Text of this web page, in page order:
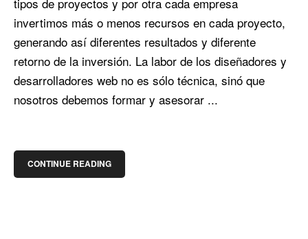
invertimos más o menos recursos en cada proyecto,
generando así diferentes resultados y diferente
retorno de la inversión. La labor de los diseñadores y
desarrolladores web no es sólo técnica, sinó que
nosotros debemos formar y asesorar ...
CONTINUE READING